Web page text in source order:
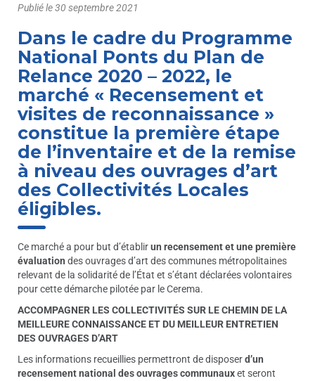
Publié le30 septembre 2021
Dans le cadre du Programme
National Ponts du Plan de
Relance 2020 – 2022, le
marché « Recensement et
visites de reconnaissance »
constitue la première étape
de l’inventaire et de la remise
à niveau des ouvrages d’art
des Collectivités Locales
éligibles.
Ce marché a pour but d’établirun recensement et une première
évaluation des ouvrages d’art des communes métropolitaines
relevant de la solidarité de l’État et s’étant déclarées volontaires
pour cette démarche pilotée par le Cerema.
ACCOMPAGNER LES COLLECTIVITÉS SUR LE CHEMIN DE LA
MEILLEURE CONNAISSANCE ET DU MEILLEUR ENTRETIEN
DES OUVRAGES D’ART
Les informations recueillies permettront de disposerd’un
recensement national des ouvrages communauxet seront